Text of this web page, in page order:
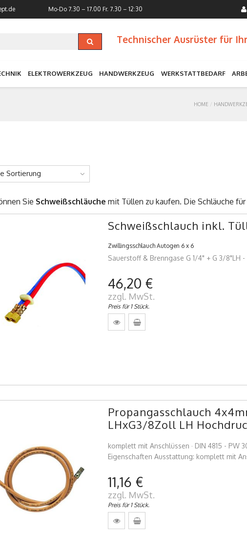
Mo-Do 7.30 – 17.00 Fr. 7.30 – 12:30
Technischer Ausrüster für
ELEKTROWERKZEUG HANDWERKZEUG WERKSTATTBEDARF
HOME
Sortierung
Sie Schweißschläuche mit Tüllen zu kaufen. Die Schläuche
Schweißschlauch inkl.
Zwillingsschlauch Autogen 6 x 6
Sauerstoff & Brenngase G 1/4" + G 3/8"LH -
46,20 €
zzgl. MwSt.
Preis für 1 Stück.
Propangasschlauch
LHxG3/8Zoll LH
komplett mit Anschlüssen · DIN 4815 - PW
Eigenschaften Ausstattung: komplett mit
11,16 €
zzgl. MwSt.
Preis für 1 Stück.